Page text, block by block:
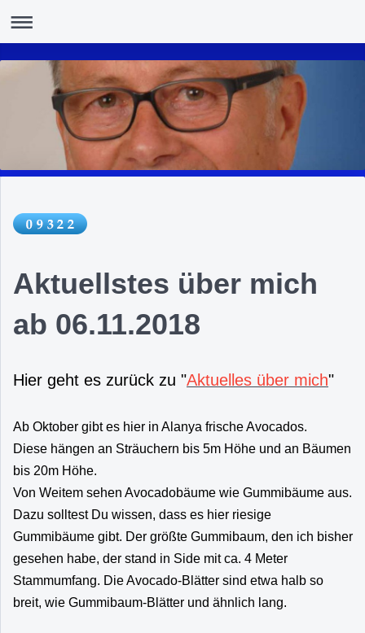
Aktuellstes über mich
ab 06.11.2018
Hier geht es zurück zu "Aktuelles über mich"
Ab Oktober gibt es hier in Alanya frische Avocados.
Diese hängen an Sträuchern bis 5m Höhe und an Bäumen
bis 20m Höhe.
Von Weitem sehen Avocadobäume wie Gummibäume aus.
Dazu solltest Du wissen, dass es hier riesige
Gummibäume gibt. Der größte Gummibaum, den ich bisher
gesehen habe, der stand in Side mit ca. 4 Meter
Stammumfang. Die Avocado-Blätter sind etwa halb so
breit, wie Gummibaum-Blätter und ähnlich lang.